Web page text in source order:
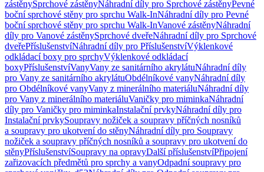
zástěnySprchové zástěnyNáhradní díly pro Sprchové zástěnyPevné
boční sprchové stěny pro sprchu Walk-InNáhradní díly pro Pevné
boční sprchové stěny pro sprchu Walk-InVanové zástěnyNáhradní
díly pro Vanové zástěnySprchové dveřeNáhradní díly pro Sprchové
dveřePříslušenstvíNáhradní díly pro PříslušenstvíVýklenkové
odkládací boxy pro sprchyVýklenkové odkládací
boxyPříslušenstvíVanyVany ze sanitárního akrylátuNáhradní díly
pro Vany ze sanitárního akrylátuObdélníkové vanyNáhradní díly
pro Obdélníkové vanyVany z minerálního materiáluNáhradní díly
pro Vany z minerálního materiáluVaničky pro miminkaNáhradní
díly pro Vaničky pro miminkaInstalační prvkyNáhradní díly pro
Instalační prvkySoupravy nožiček a soupravy příčných nosníků
a soupravy pro ukotvení do stěnyNáhradní díly pro Soupravy
nožiček a soupravy příčných nosníků a soupravy pro ukotvení do
stěnyPříslušenstvíSoupravy na opravyDalší příslušenstvíPřipojení
zařizovacích předmětů pro sprchy a vanyOdpadní soupravy pro